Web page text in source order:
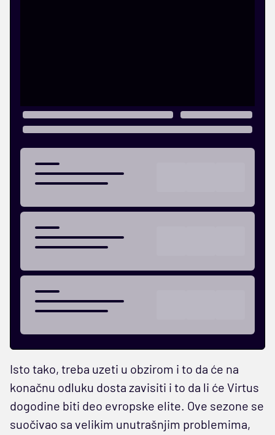
Isto tako, treba uzeti u obzirom i to da će na
konačnu odluku dosta zavisiti i to da li će Virtus
dogodine biti deo evropske elite. Ove sezone se
suočivao sa velikim unutrašnjim problemima,